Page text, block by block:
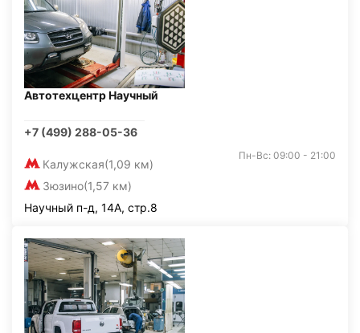
Автотехцентр Научный
+7 (499) 288-05-36
Калужская(1,09 км)
Зюзино(1,57 км)
Пн-Вс: 09:00 - 21:00
Научный п-д, 14А, стр.8